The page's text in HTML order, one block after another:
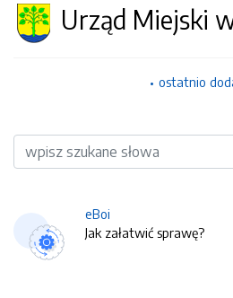
Urząd Miejski
ostatnio
Wyszukiwarka
eBoi
Jak załatwić sprawę?